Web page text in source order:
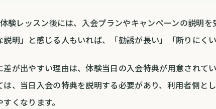
験レッスン後には、入会プランやキャンペーンの説明
説明」と感じる人もいれば、「勧誘が長い」「断りにく
差が出やすい理由は、体験当日の入会特典が用意されて
は、当日入会の特典を説明する必要があり、利用者側と
くなります。